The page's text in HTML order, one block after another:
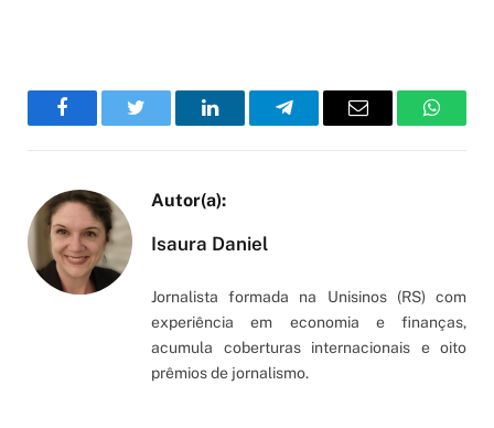
FacebookTwitter LinkedInTelegramEmail
Isaura Daniel
Jornalista formada na Unisinos (RS) com
experiência em economia e finanças,
acumula coberturas internacionais e oito
prêmios de jornalismo.